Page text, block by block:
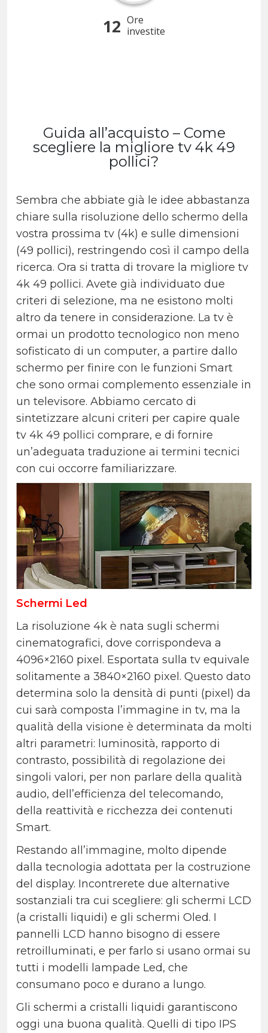
12 Ore
investite
Guida all’acquisto – Come
scegliere la migliore tv 4k 49
pollici?
Sembra che abbiate già le idee abbastanza
chiare sulla risoluzione dello schermo della
vostra prossima tv (4k) e sulle dimensioni
(49 pollici), restringendo così il campo della
ricerca. Ora si tratta di trovare la migliore tv
4k 49 pollici. Avete già individuato due
criteri di selezione, ma ne esistono molti
altro da tenere in considerazione. La tv è
ormai un prodotto tecnologico non meno
sofisticato di un computer, a partire dallo
schermo per finire con le funzioni Smart
che sono ormai complemento essenziale in
un televisore. Abbiamo cercato di
sintetizzare alcuni criteri per capire quale
tv 4k 49 pollici comprare, e di fornire
un’adeguata traduzione ai termini tecnici
con cui occorre familiarizzare.
Schermi Led
La risoluzione 4k è nata sugli schermi
cinematografici, dove corrispondeva a
4096×2160 pixel. Esportata sulla tv equivale
solitamente a 3840×2160 pixel. Questo dato
determina solo la densità di punti (pixel) da
cui sarà composta l’immagine in tv, ma la
qualità della visione è determinata da molti
altri parametri: luminosità, rapporto di
contrasto, possibilità di regolazione dei
singoli valori, per non parlare della qualità
audio, dell’efficienza del telecomando,
della reattività e ricchezza dei contenuti
Smart.
Restando all’immagine, molto dipende
dalla tecnologia adottata per la costruzione
del display. Incontrerete due alternative
sostanziali tra cui scegliere: gli schermi LCD
(a cristalli liquidi) e gli schermi Oled. I
pannelli LCD hanno bisogno di essere
retroilluminati, e per farlo si usano ormai su
tutti i modelli lampade Led, che
consumano poco e durano a lungo.
Gli schermi a cristalli liquidi garantiscono
oggi una buona qualità. Quelli di tipo IPS